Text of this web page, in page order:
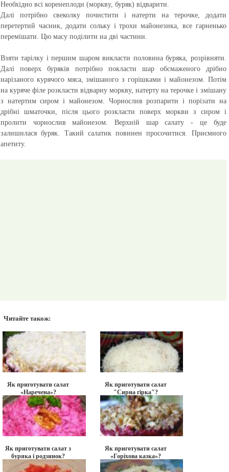
Необхідно всі коренеплоди (моркву, буряк) відварити.
Далі потрібно свеколку почистити і натерти на терочке, додати
перетертий часник, додати сольку і трохи майонезика, все гарненько
перемішати. Цю масу поділити на дві частини.
Взяти тарілку і першим шаром викласти половина буряка, розрівняти.
Далі поверх буряків потрібно покласти шар обсмаженого дрібно
нарізаного курячого мяса, змішаного з горішками і майонезом. Потім
на куряче філе розкласти відварну моркву, натерту на терочке і змішану
з натертим сиром і майонезом. Чорнослив розпарити і порізати на
дрібні шматочки, після цього розкласти поверх моркви з сиром і
пролити чорнослив майонезом. Верхній шар салату - це буде
залишилася буряк. Такий салатик повинен просочитися. Приємного
апетиту.
Читайте також:
Як приготувати салат
«Наречена»?
Як приготувати салат
"Сирна гірка"?
Як приготувати салат з
буряка і родзинок?
Як приготувати салат
«Горіхова казка»?